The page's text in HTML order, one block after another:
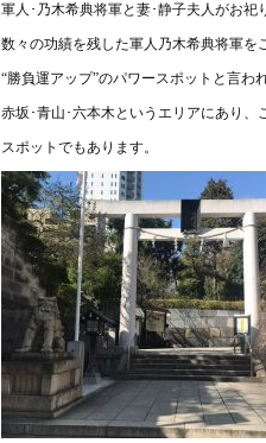
軍人･乃木希典将軍と妻･静子夫人がお祀
数々の功績を残した軍人乃木希典将軍を
“勝負運アップ”のパワースポットと言わ
赤坂･青山･六本木というエリアにあり、
スポットでもあります。